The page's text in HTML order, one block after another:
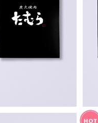
ト便】一回食べてみ
（中辛2個）